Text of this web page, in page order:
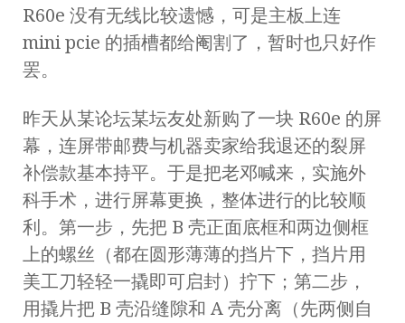
R60e 没有无线比较遗憾，可是主板上连
mini pcie 的插槽都给阉割了，暂时也只好作
罢。
昨天从某论坛某坛友处新购了一块 R60e 的屏
幕，连屏带邮费与机器卖家给我退还的裂屏
补偿款基本持平。于是把老邓喊来，实施外
科手术，进行屏幕更换，整体进行的比较顺
利。第一步，先把 B 壳正面底框和两边侧框
上的螺丝（都在圆形薄薄的挡片下，挡片用
美工刀轻轻一撬即可启封）拧下；第二步，
用撬片把 B 壳沿缝隙和 A 壳分离（先两侧自